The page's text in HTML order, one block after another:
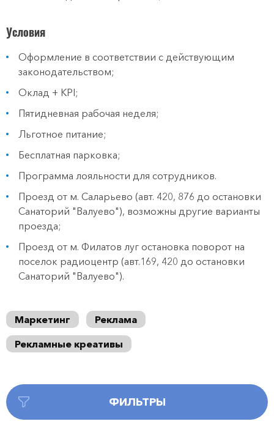
Условия
Оформление в соответствии с действующим
законодательством;
Оклад + KPI;
Пятидневная рабочая неделя;
Льготное питание;
Бесплатная парковка;
Программа лояльности для сотрудников.
Проезд от м. Саларьево (авт. 420, 876 до остановки
Санаторий "Валуево"), возможны другие варианты
проезда;
Проезд от м. Филатов луг остановка поворот на
поселок радиоцентр (авт.169, 420 до остановки
Санаторий "Валуево").
Маркетинг
Реклама
Рекламные креативы
ФИЛЬТРЫ